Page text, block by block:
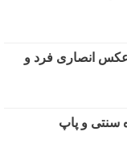
عکس انصاری فرد و
سنتی و پاپ